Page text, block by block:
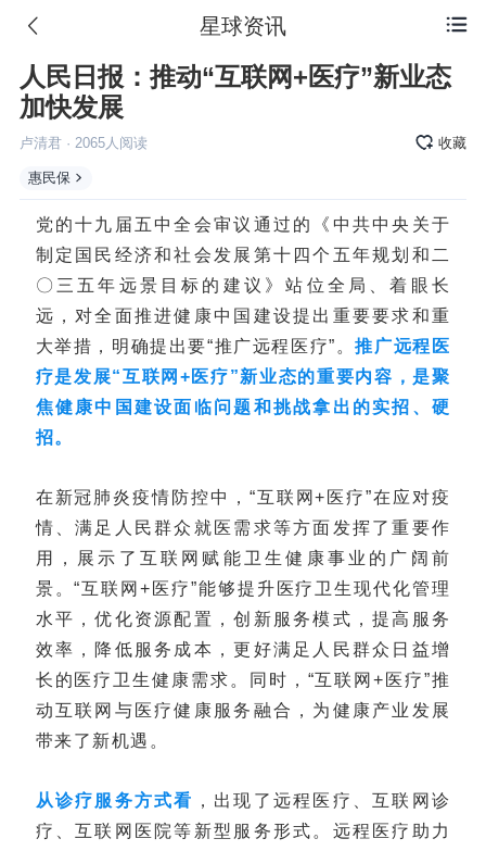
 星球资讯
人民日报：推动“互联网+医疗”新业态
加快发展
卢清君· 2065人阅读 收藏
惠民保
党的十九届五中全会审议通过的《中共中央关于
制定国民经济和社会发展第十四个五年规划和二
〇三五年远景目标的建议》站位全局、着眼长
远，对全面推进健康中国建设提出重要要求和重
大举措，明确提出要“推广远程医疗”。推广远程医
疗是发展“互联网+医疗”新业态的重要内容，是聚
焦健康中国建设面临问题和挑战拿出的实招、硬
招。
在新冠肺炎疫情防控中，“互联网+医疗”在应对疫
情、满足人民群众就医需求等方面发挥了重要作
用，展示了互联网赋能卫生健康事业的广阔前
景。“互联网+医疗”能够提升医疗卫生现代化管理
水平，优化资源配置，创新服务模式，提高服务
效率，降低服务成本，更好满足人民群众日益增
长的医疗卫生健康需求。同时，“互联网+医疗”推
动互联网与医疗健康服务融合，为健康产业发展
带来了新机遇。
从诊疗服务方式看 ，出现了远程医疗、互联网诊
疗、互联网医院等新型服务形式。远程医疗助力